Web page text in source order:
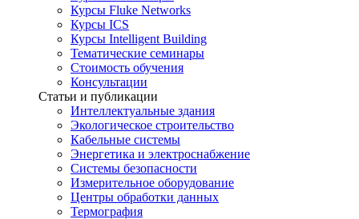
Курсы Fluke Networks
Курсы ICS
Курсы Intelligent Building
Тематические семинары
Стоимость обучения
Консультации
Статьи и публикации
Интеллектуальные здания
Экологическое строительство
Кабельные системы
Энергетика и электроснабжение
Системы безопасности
Измерительное оборудование
Центры обработки данных
Термография